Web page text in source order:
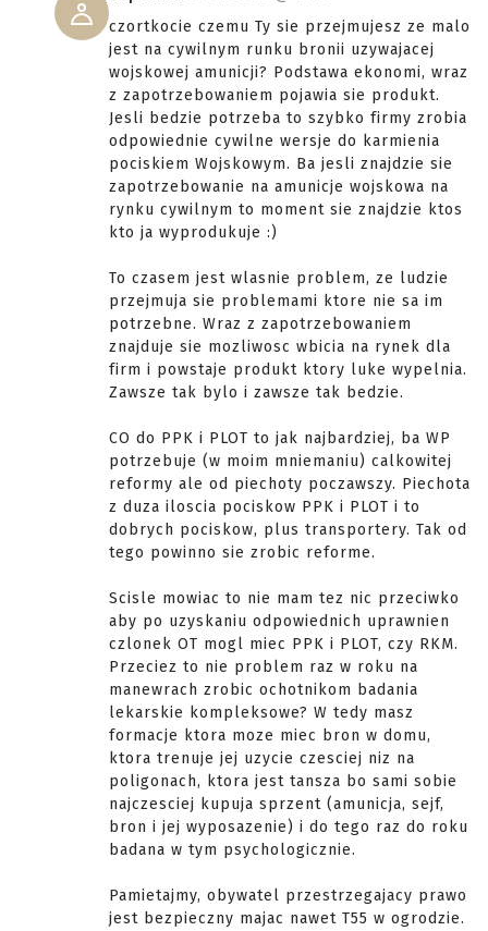
czortkocie czemu Ty sie przejmujesz ze malo
jest na cywilnym runku bronii uzywajacej
wojskowej amunicji? Podstawa ekonomi, wraz
z zapotrzebowaniem pojawia sie produkt.
Jesli bedzie potrzeba to szybko firmy zrobia
odpowiednie cywilne wersje do karmienia
pociskiem Wojskowym. Ba jesli znajdzie sie
zapotrzebowanie na amunicje wojskowa na
rynku cywilnym to moment sie znajdzie ktos
kto ja wyprodukuje :)
To czasem jest wlasnie problem, ze ludzie
przejmuja sie problemami ktore nie sa im
potrzebne. Wraz z zapotrzebowaniem
znajduje sie mozliwosc wbicia na rynek dla
firm i powstaje produkt ktory luke wypelnia.
Zawsze tak bylo i zawsze tak bedzie.
CO do PPK i PLOT to jak najbardziej, ba WP
potrzebuje (w moim mniemaniu) calkowitej
reformy ale od piechoty poczawszy. Piechota
z duza iloscia pociskow PPK i PLOT i to
dobrych pociskow, plus transportery. Tak od
tego powinno sie zrobic reforme.
Scisle mowiac to nie mam tez nic przeciwko
aby po uzyskaniu odpowiednich uprawnien
czlonek OT mogl miec PPK i PLOT, czy RKM.
Przeciez to nie problem raz w roku na
manewrach zrobic ochotnikom badania
lekarskie kompleksowe? W tedy masz
formacje ktora moze miec bron w domu,
ktora trenuje jej uzycie czesciej niz na
poligonach, ktora jest tansza bo sami sobie
najczesciej kupuja sprzent (amunicja, sejf,
bron i jej wyposazenie) i do tego raz do roku
badana w tym psychologicznie.
Pamietajmy, obywatel przestrzegajacy prawo
jest bezpieczny majac nawet T55 w ogrodzie.